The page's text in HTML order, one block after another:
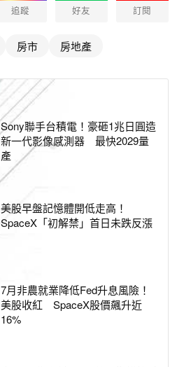
追蹤 好友 訂閱
房市 房地產
Sony聯手台積電！豪砸1兆日圓造
新一代影像感測器 最快2029量
產
美股早盤記憶體開低走高！
SpaceX「初解禁」首日未跌反漲
7月非農就業降低Fed升息風險！
美股收紅 SpaceX股價飆升近
16%